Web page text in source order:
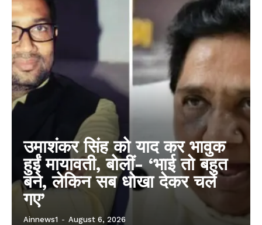
उमाशंकर सिंह को याद कर भावुक
हुईं मायावती, बोलीं- ‘भाई तो बहुत
बने, लेकिन सब धोखा देकर चले
गए’
Ainnews1 - August 6, 2026